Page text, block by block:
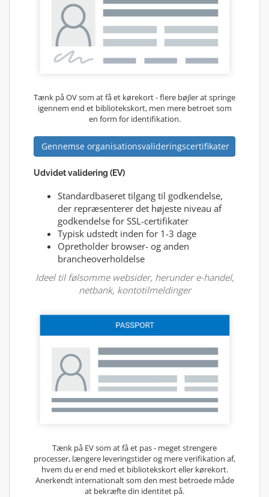
Tænk på OV som at få et kørekort - flere bøjler at springe
igennem end et bibliotekskort, men mere betroet som
en form for identifikation.
Gennemse organisationsvalideringscertifikater
Udvidet validering (EV)
Standardbaseret tilgang til godkendelse,
der repræsenterer det højeste niveau af
godkendelse for SSL-certifikater
Typisk udstedt inden for 1-3 dage
Opretholder browser- og anden
brancheoverholdelse
Ideel til følsomme websider, herunder e-handel,
netbank, kontotilmeldinger
Tænk på EV som at få et pas - meget strengere
processer, længere leveringstider og mere verifikation af,
hvem du er end med et bibliotekskort eller kørekort.
Anerkendt internationalt som den mest betroede måde
at bekræfte din identitet på.